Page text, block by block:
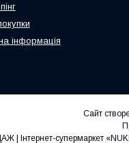
інформація
Сайт